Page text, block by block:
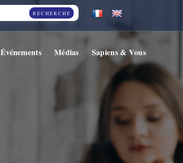
RECHERCHE
Événements Médias Sapiens & Vous